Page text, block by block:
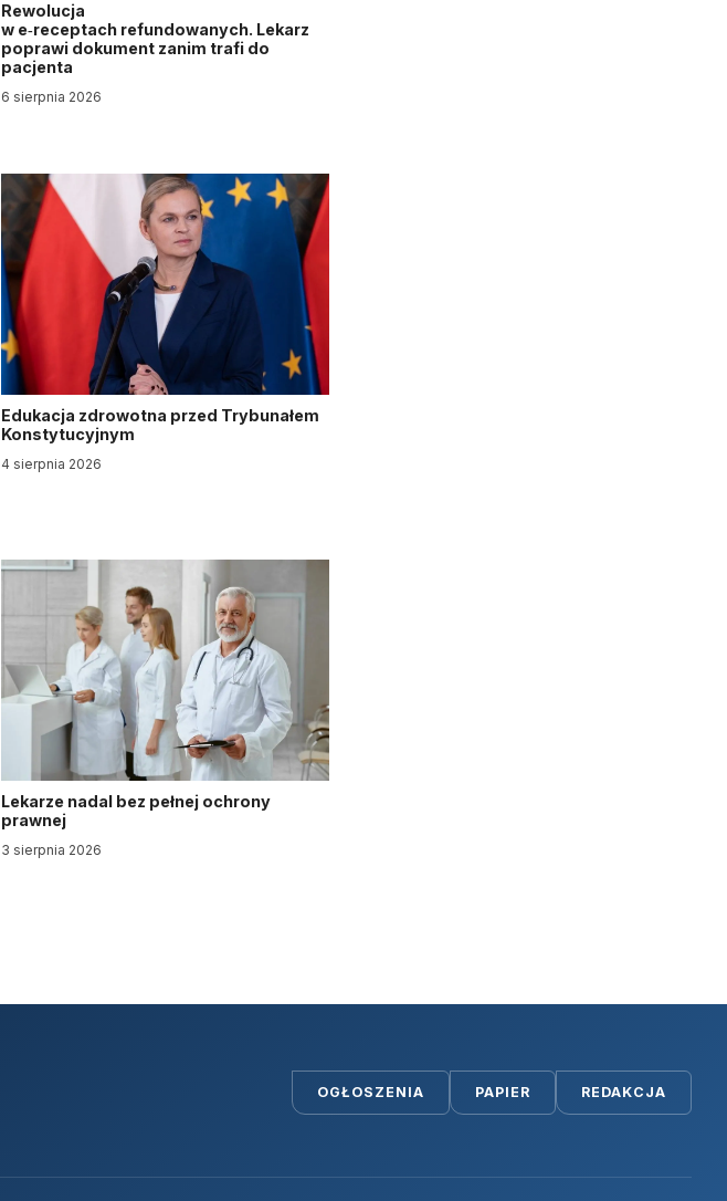
Rewolucja
w e‑receptach refundowanych. Lekarz
poprawi dokument zanim trafi do
pacjenta
6 sierpnia 2026
Edukacja zdrowotna przed Trybunałem
Konstytucyjnym
4 sierpnia 2026
Lekarze nadal bez pełnej ochrony
prawnej
3 sierpnia 2026
OGŁOSZENIA PAPIER REDAKCJA